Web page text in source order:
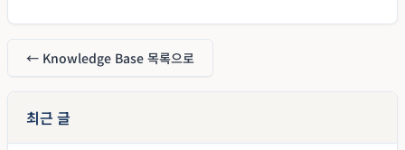
← Knowledge Base 목록으로
최근 글